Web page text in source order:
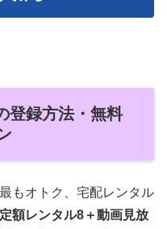
登録方法・無料
もオトク、宅配レンタル
定額レンタル8＋動画見放